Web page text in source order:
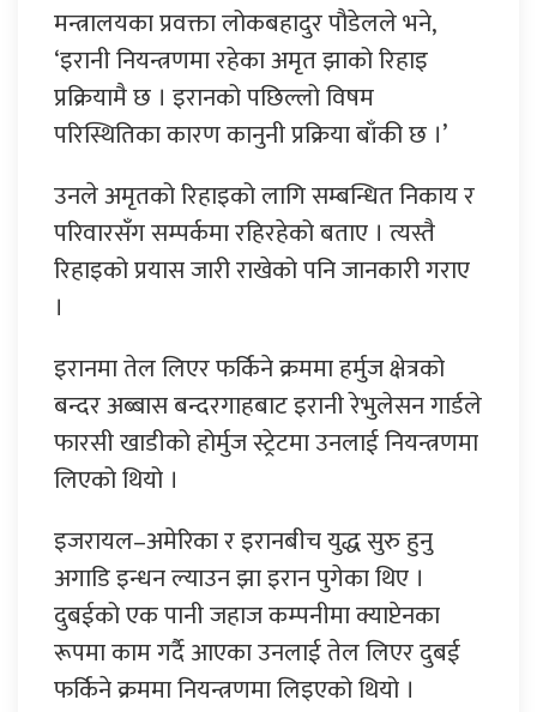
मन्त्रालयका प्रवक्ता लोकबहादुर पौडेलले भने,
‘इरानी नियन्त्रणमा रहेका अमृत झाको रिहाइ
प्रक्रियामै छ । इरानको पछिल्लो विषम
परिस्थितिका कारण कानुनी प्रक्रिया बाँकी छ ।’
उनले अमृतको रिहाइको लागि सम्बन्धित निकाय र
परिवारसँग सम्पर्कमा रहिरहेको बताए । त्यस्तै
रिहाइको प्रयास जारी राखेको पनि जानकारी गराए
।
इरानमा तेल लिएर फर्किने क्रममा हर्मुज क्षेत्रको
बन्दर अब्बास बन्दरगाहबाट इरानी रेभुलेसन गार्डले
फारसी खाडीको होर्मुज स्ट्रेटमा उनलाई नियन्त्रणमा
लिएको थियो ।
इजरायल–अमेरिका र इरानबीच युद्ध सुरु हुनु
अगाडि इन्धन ल्याउन झा इरान पुगेका थिए ।
दुबईको एक पानी जहाज कम्पनीमा क्याप्टेनका
रूपमा काम गर्दै आएका उनलाई तेल लिएर दुबई
फर्किने क्रममा नियन्त्रणमा लिइएको थियो ।